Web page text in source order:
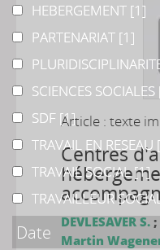
Article : texte
Centres
DEVLESAVER S.;
Martin
HEBERGEMENT
HEBERGEMENT [1]
PARTENARIAT
PARTENARIAT [1]
PLURIDISCIPLINARITE
SCIENCES SOCIALES
SCIENCES SOCIALES
SDFSDF [1]
TRAVAIL EN RESEAU
TRAVAIL EN RESEAU
TRAVAIL SOCIAL
TRAVAIL SOCIAL[1]
TRAVAILLEUR SOCIAL
TRAVAILLEUR
Date